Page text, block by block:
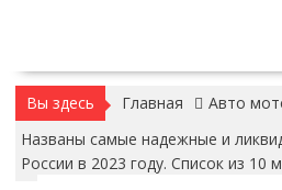
Вы здесь Главная
Авто
Названы самые надежные и
России в 2023 году. Список из 10